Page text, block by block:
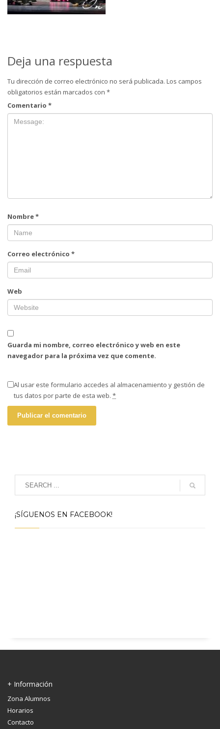
Deja una respuesta
Tu dirección de correo electrónico no será publicada. Los campos
obligatorios están marcados con *
Comentario *
Nombre*
Correo electrónico *
Web
Guarda mi nombre, correo electrónico y web en este
navegador para la próxima vez que comente.
Al usar este formulario accedes al almacenamiento y gestión de
tus datos por parte de esta web. *
¡SÍGUENOS EN FACEBOOK!
+ Información
Zona Alumnos
Horarios
Contacto